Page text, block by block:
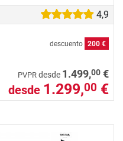
4,9
descuento 200 €
PVPR desde 1.499,00 €
desde 1.299,00 €